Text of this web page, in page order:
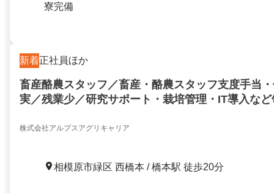
寮完備
新着正社員ほか
畜産酪農スタッフ／畜産・酪農スタッフ支度手当
実／残業少／研究サポート・栽培管理・IT導入な
株式会社アルプスアグリキャリア
相模原市緑区 西橋本 / 橋本駅 徒歩20分